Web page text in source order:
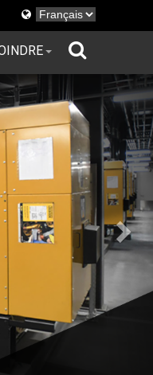
Languages